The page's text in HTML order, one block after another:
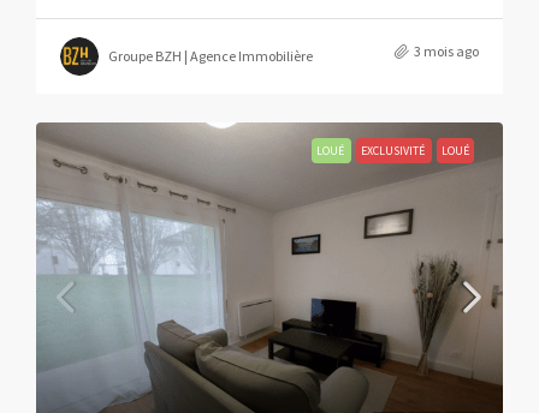
Groupe BZH | Agence Immobilière 3 mois ago
LOUÉ EXCLUSIVITÉ LOUÉ